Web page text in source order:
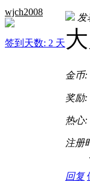
wjch2008
签到天数: 2 天
发
金币:
奖励:
热心:
注册
回复